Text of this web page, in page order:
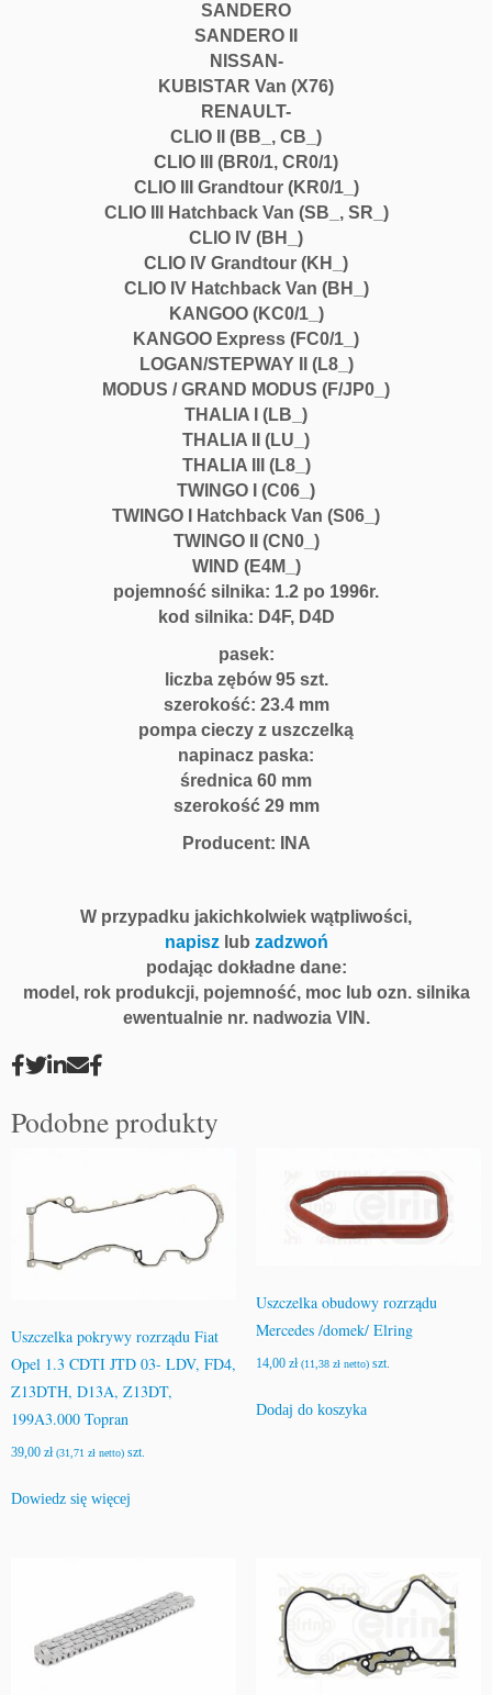
SANDERO
SANDERO II
NISSAN-
KUBISTAR Van (X76)
RENAULT-
CLIO II (BB_, CB_)
CLIO III (BR0/1, CR0/1)
CLIO III Grandtour (KR0/1_)
CLIO III Hatchback Van (SB_, SR_)
CLIO IV (BH_)
CLIO IV Grandtour (KH_)
CLIO IV Hatchback Van (BH_)
KANGOO (KC0/1_)
KANGOO Express (FC0/1_)
LOGAN/STEPWAY II (L8_)
MODUS / GRAND MODUS (F/JP0_)
THALIA I (LB_)
THALIA II (LU_)
THALIA III (L8_)
TWINGO I (C06_)
TWINGO I Hatchback Van (S06_)
TWINGO II (CN0_)
WIND (E4M_)
pojemność silnika: 1.2 po 1996r.
kod silnika: D4F, D4D
pasek:
liczba zębów 95 szt.
szerokość: 23.4 mm
pompa cieczy z uszczelką
napinacz paska:
średnica 60 mm
szerokość 29 mm
Producent: INA
W przypadku jakichkolwiek wątpliwości,
napiszlub zadzwoń
podając dokładne dane:
model, rok produkcji, pojemność, moc lub ozn. silnika
ewentualnie nr. nadwozia VIN.
Podobne produkty
Uszczelka pokrywy rozrządu Fiat
Opel 1.3 CDTI JTD 03- LDV, FD4,
Z13DTH, D13A, Z13DT,
199A3.000 Topran
39,00 zł (31,71 zł netto) szt.
Dowiedz się więcej
Uszczelka obudowy rozrządu
Mercedes /domek/ Elring
14,00 zł (11,38 złnetto)szt.
Dodaj do koszyka